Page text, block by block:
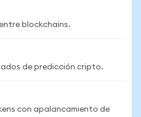
blockchains.
de predicción cripto.
con apalancamiento de